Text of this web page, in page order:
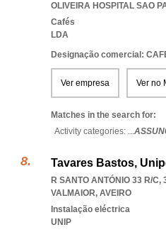
OLIVEIRA HOSPITAL SAO
Cafés
LDA
Designação comercial:
Ver empresa Ver no
Matches in the search for:
Activity categories: ...
Tavares Bastos,
R SANTO ANTÓNIO 33 R/C,
VALMAIOR, AVEIRO
Instalação eléctrica
UNIP